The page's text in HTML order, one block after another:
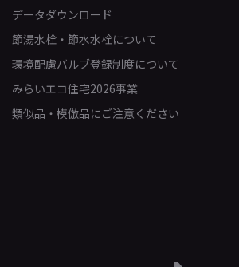
データダウンロード
節湯水栓・節水水栓について
環境配慮バルブ登録制度について
みらいエコ住宅2026事業
類似品・模倣品にご注意ください